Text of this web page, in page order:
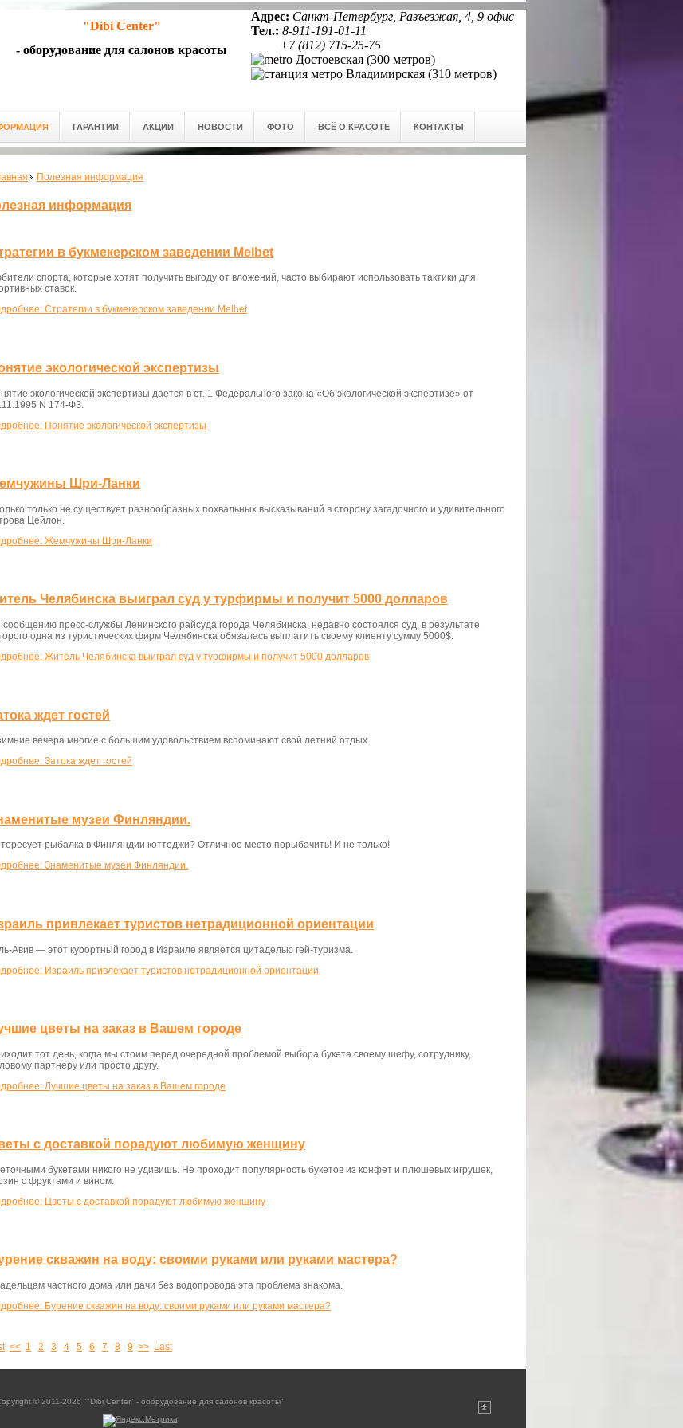
"Dibi Center"
- оборудование для салонов красоты
Адрес: Санкт-Петербург, Разъезжая, 4, 9 офис
Тел.: 8-911-191-01-11
+7 (812) 715-25-75
Достоевская (300 метров)
Владимирская (310 метров)
ГАРАНТИИ АКЦИИ НОВОСТИ ФОТО ВСЁ О КРАСОТЕ КОНТАКТЫ
Полезная информация
информация
в букмекерском заведении Melbet
спорта, которые хотят получить выгоду от вложений, часто выбирают использовать тактики для
ставок.
Стратегии в букмекерском заведении Melbet
экологической экспертизы
экологической экспертизы дается в ст. 1 Федерального закона «Об экологической экспертизе» от
N 174-ФЗ.
Понятие экологической экспертизы
Шри-Ланки
только не существует разнообразных похвальных высказываний в сторону загадочного и удивительного
Цейлон.
Жемчужины Шри-Ланки
Челябинска выиграл суд у турфирмы и получит 5000 долларов
сообщению пресс-службы Ленинского райсуда города Челябинска, недавно состоялся суд, в результате
одна из туристических фирм Челябинска обязалась выплатить своему клиенту сумму 5000$.
Житель Челябинска выиграл суд у турфирмы и получит 5000 долларов
ждет гостей
вечера многие с большим удовольствием вспоминают свой летний отдых
Затока ждет гостей
музеи Финляндии.
рыбалка в Финляндии коттеджи? Отличное место порыбачить! И не только!
Знаменитые музеи Финляндии.
привлекает туристов нетрадиционной ориентации
Авив — этот курортный город в Израиле является цитаделью гей-туризма.
Израиль привлекает туристов нетрадиционной ориентации
цветы на заказ в Вашем городе
тот день, когда мы стоим перед очередной проблемой выбора букета своему шефу, сотруднику,
партнеру или просто другу.
Лучшие цветы на заказ в Вашем городе
с доставкой порадуют любимую женщину
букетами никого не удивишь. Не проходит популярность букетов из конфет и плюшевых игрушек,
с фруктами и вином.
Цветы с доставкой порадуют любимую женщину
скважин на воду: своими руками или руками мастера?
частного дома или дачи без водопровода эта проблема знакома.
Бурение скважин на воду: своими руками или руками мастера?
<< 1 2 3 4 5 6 7 8 9 >> Last
© 2011-2026 ""Dibi Center" - оборудование для салонов красоты"